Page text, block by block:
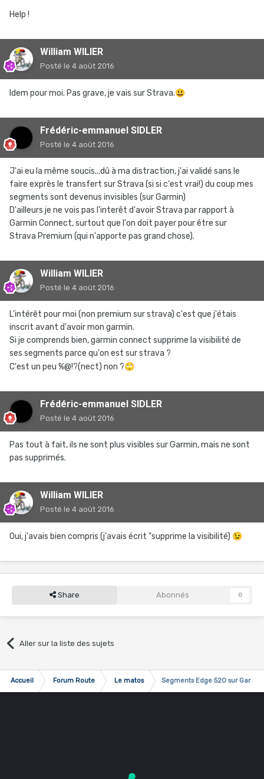
Help !
William WILIER
Posté le 4 août 2016
Idem pour moi. Pas grave, je vais sur Strava.😃
Frédéric-emmanuel SIDLER
Posté le 4 août 2016
J'ai eu la même soucis...dû à ma distraction, j'ai validé sans le
faire exprès le transfert sur Strava (si si c'est vrai!) du coup mes
segments sont devenus invisibles (sur Garmin)
D'ailleurs je ne vois pas l'interêt d'avoir Strava par rapport à
Garmin Connect, surtout que l'on doit payer pour être sur
Strava Premium (qui n'apporte pas grand chose).
William WILIER
Posté le 4 août 2016
L'intérêt pour moi (non premium sur strava) c'est que j'étais
inscrit avant d'avoir mon garmin.
Si je comprends bien, garmin connect supprime la visibilité de
ses segments parce qu'on est sur strava ?
C'est un peu %@!?(nect) non ?🙄
Frédéric-emmanuel SIDLER
Posté le 4 août 2016
Pas tout à fait, ils ne sont plus visibles sur Garmin, mais ne sont
pas supprimés.
William WILIER
Posté le 4 août 2016
Oui, j'avais bien compris (j'avais écrit "supprime la visibilité) 😉
Share Abonnés 0
Aller sur la liste des sujets
Accueil Forum Route Le matos Segments Edge 520 sur